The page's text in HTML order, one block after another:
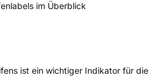
im Überblick
ist ein wichtiger Indikator für die